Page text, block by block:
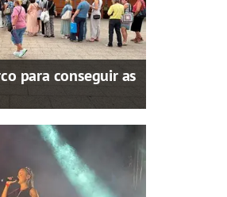
para conseguir as